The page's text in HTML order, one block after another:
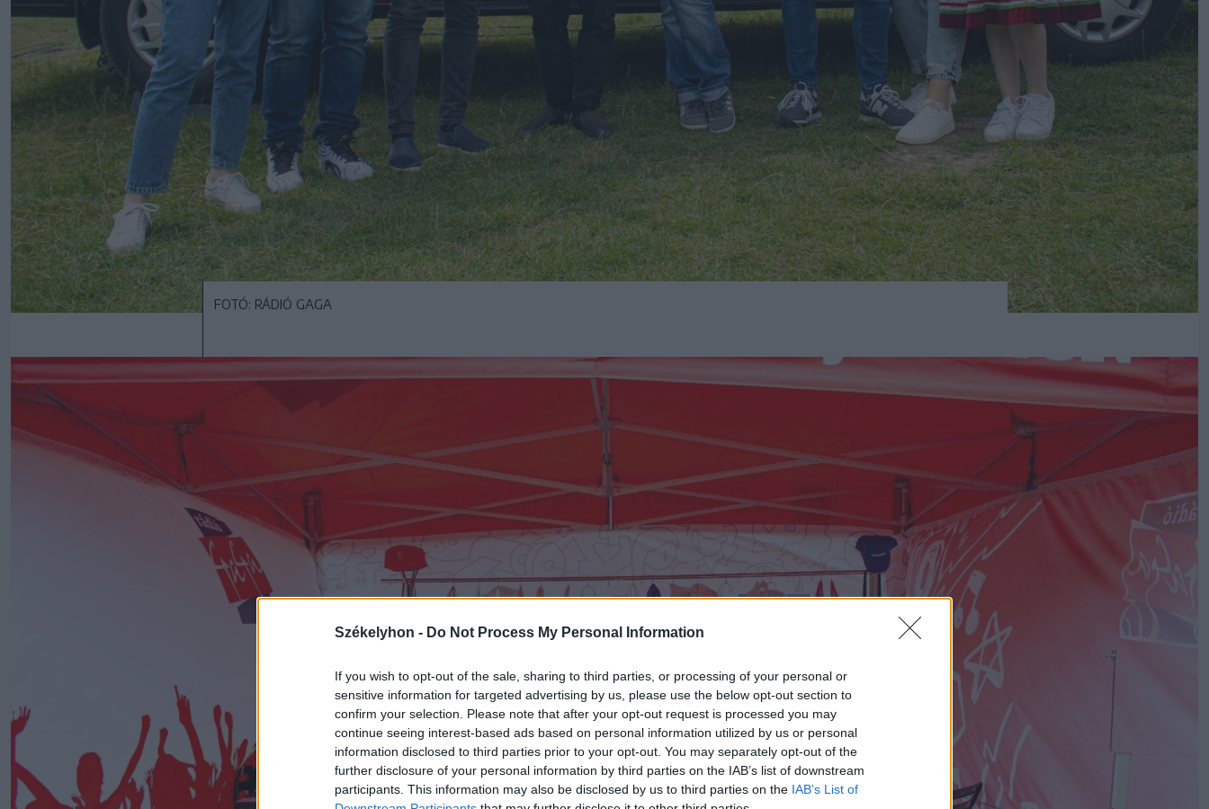
Székelyhon - Do Not Process My Personal Information
If you wish to opt-out of the sale, sharing to third parties, or processing of your personal or
sensitive information for targeted advertising by us, please use the below opt-out section to
confirm your selection. Please note that after your opt-out request is processed you may
continue seeing interest-based ads based on personal information utilized by us or personal
information disclosed to third parties prior to your opt-out. You may separately opt-out of the
further disclosure of your personal information by third parties on the IAB’s list of downstream
participants. This information may also be disclosed by us to third parties on the IAB’s List of
FOTÓ: RÁDIÓ GAGA